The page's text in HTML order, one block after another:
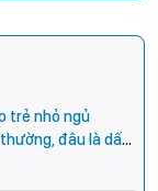
trẻ nhỏ ngủ
đâu là dấu